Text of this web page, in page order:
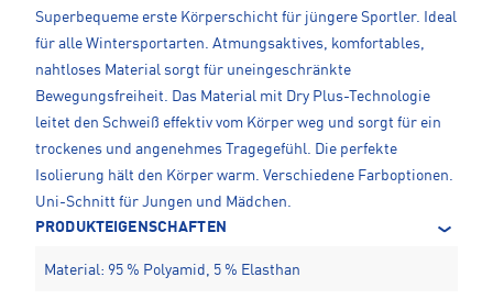
Superbequeme erste Körperschicht für jüngere Sportler. Ideal
für alle Wintersportarten. Atmungsaktives, komfortables,
nahtloses Material sorgt für uneingeschränkte
Bewegungsfreiheit. Das Material mit Dry Plus-Technologie
leitet den Schweiß effektiv vom Körper weg und sorgt für ein
trockenes und angenehmes Tragegefühl. Die perfekte
Isolierung hält den Körper warm. Verschiedene Farboptionen.
Uni-Schnitt für Jungen und Mädchen.
PRODUKTEIGENSCHAFTEN
Material: 95 % Polyamid, 5 % Elasthan